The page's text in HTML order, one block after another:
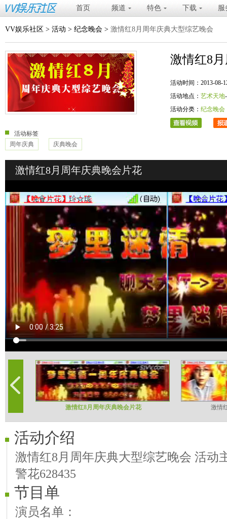
首页 频道 特色 下载 服
VV娱乐社区 > 活动 > 纪念晚会 > 激情红8月周年庆典大型综艺晚会
激情红8
活动时间：2013-08-
活动地点： 艺术天地
活动分类： 纪念晚会
活动标签
周年庆典
庆典晚会
激情红8月周年庆典晚会片花
激情红8月周年庆典晚会片花 激情
活动介绍
激情红8月周年庆典大型综艺晚会 活动
警花628435
节目单
演员名单：